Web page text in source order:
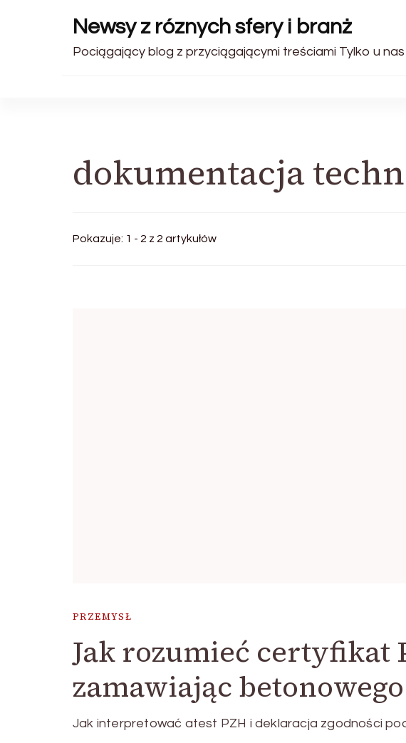
Newsy z róznych sfery i branż
Pociągający blog z przyciągającymi treściami Tylko u
dokumentacja
Pokazuje: 1 - 2 z 2 artykułów
PRZEMYSŁ
Jak rozumieć certyfikat
zamawiając
Jak interpretować atest PZH i deklaracja zgodności